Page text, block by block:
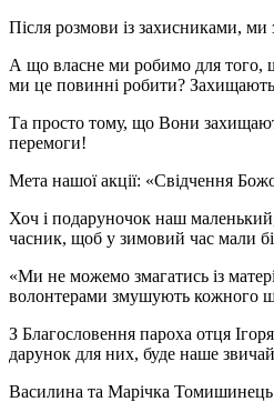
Після розмови із захисниками,
А що власне ми робимо для того,
ми це повинні робити?
Та просто тому, що Вони
перемоги!
Мета нашої акції: «Свідчення
Хоч і подаруночок наш
часник, щоб у зимовий час мали
«Ми не можемо змагатись із
волонтерами змушують кожного
З Благословення пароха отця
дарунок для них, буде наше
Василина та Марічка